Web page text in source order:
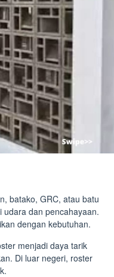
batako, GRC, atau batu
udara dan pencahayaan.
dengan kebutuhan.
menjadi daya tarik
Di luar negeri, roster